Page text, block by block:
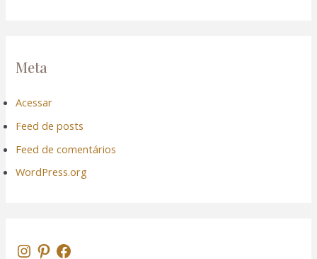
Meta
Acessar
Feed de posts
Feed de comentários
WordPress.org